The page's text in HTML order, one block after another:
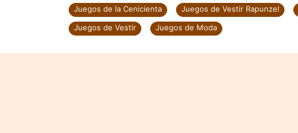
Juegos de la Cenicienta Juegos de Vestir Rapunzel
Juegos de Vestir
Juegos de Moda